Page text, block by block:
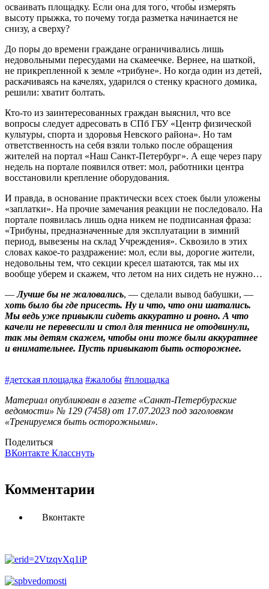
осваивать площадку. Если она для того, чтобы измерять
высоту прыжка, то почему тогда разметка начинается не
снизу, а сверху?
До поры до времени граждане ограничивались лишь
недовольными пересудами на скамеечке. Вернее, на шаткой,
не прикрепленной к земле «трибуне». Но когда один из детей,
раскачиваясь на качелях, ударился о стенку красного домика,
решили: хватит болтать.
Кто‑то из заинтересованных граждан выяснил, что все
вопросы следует адресовать в СПб ГБУ «Центр физической
культуры, спорта и здоровья Невского района». Но там
ответственность на себя взяли только после обращения
жителей на портал «Наш Санкт-Петербург». А еще через пару
недель на портале появился ответ: мол, работники центра
восстановили крепление оборудования.
И правда, в основание практически всех стоек были уложены
«заплатки». На прочие замечания реакции не последовало. На
портале появилась лишь одна никем не подписанная фраза:
«Трибуны, предназначенные для эксплуатации в зимний
период, вывезены на склад Учреждения». Сквозило в этих
словах какое‑то раздражение: мол, если вы, дорогие жители,
недовольны тем, что секции кресел шатаются, так мы их
вообще уберем и скажем, что летом на них сидеть не нужно…
—Лучше бы не жаловались, — сделали вывод бабушки, —
хоть было бы где присесть. Ну и что, что они шатались.
Мы ведь уже привыкли сидеть аккуратно и ровно. А что
качели не перевесили и стол для тенниса не отодвинули,
так мы детям скажем, чтобы они тоже были аккуратнее
и внимательнее. Пусть привыкают быть осторожнее.
#детская площадка #жалобы #площадка
Материал опубликован в газете «Санкт-Петербургские
ведомости» № 129 (7458) от 17.07.2023 под заголовком
«Тренируемся быть осторожными».
Поделиться
ВКонтакте Класснуть
Комментарии
Вконтакте